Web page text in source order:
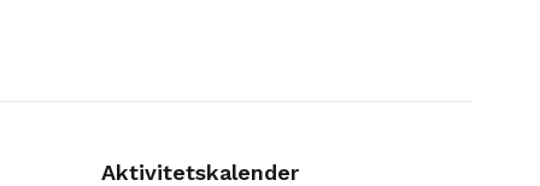
Aktivitetskalender